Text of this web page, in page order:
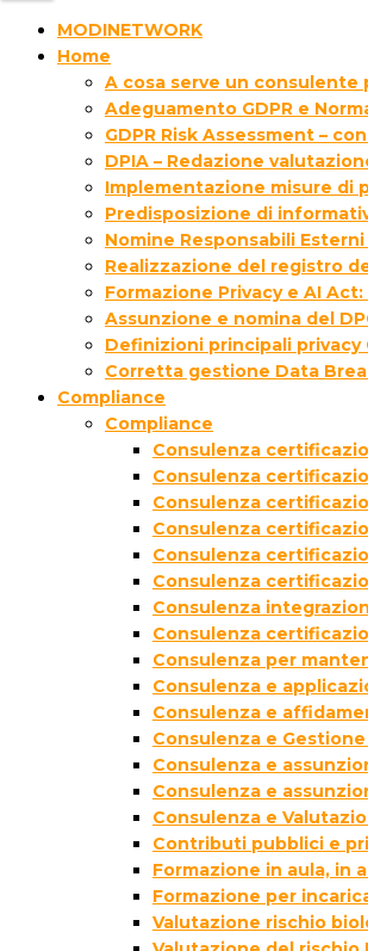
MODINETWORK
Home
A cosa serve un consulente
Adeguamento GDPR e
GDPR Risk Assessment –
DPIA – Redazione
Implementazione misure di
Predisposizione di
Nomine Responsabili
Realizzazione del registro
Formazione Privacy e AI
Assunzione e nomina del
Definizioni principali privacy
Corretta gestione Data
Compliance
Compliance
Consulenza
Consulenza
Consulenza
Consulenza
Consulenza
Consulenza
Consulenza
Consulenza
Consulenza per
Consulenza e
Consulenza e
Consulenza e Gestione
Consulenza e
Consulenza e
Consulenza e
Contributi pubblici e
Formazione in aula, in
Formazione per
Valutazione rischio